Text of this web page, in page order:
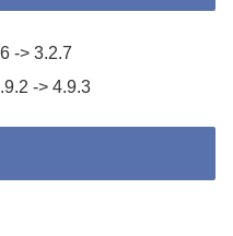
-> 3.2.7
-> 4.9.3